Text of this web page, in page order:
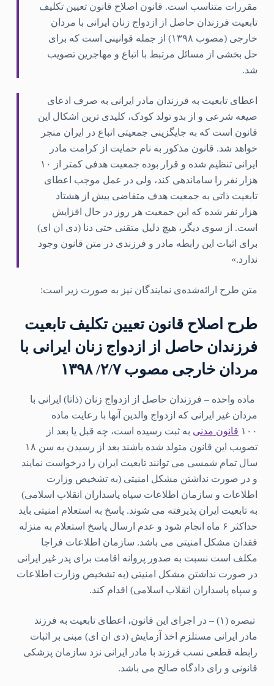
مقررات متناسب است. قانون اصلاح قانون تعیین تکلیف
تابعیت فرزندان حاصل از ازدواج زنان ایرانی با مردان
خارجی (مصوب ۱۳۹۸) از جمله قوانینی است که برای
حل بخشی از مسائل مرتبط با اتباع و مهاجرین تصویب
شد.
اعطای تابعیت به فرزندان مادر ایرانی به صرف ادعای
صیغه شرعی و از بدو تولد کودک، کلیدی ترین اشکال این
قانون است که به جایگزینی جمعیتی اتباع در ایران منجر
خواهد شد. قانون مذکور به نام حمایت از کرامت مادر
ایرانی تنظیم شده و قرار بوده جمعیت هدفی کمتر از ۱۰
هزار نفر را ساماندهی کند، ولی در عمل موجب اعطای
تابعیت ذاتی به جمعیت هدف متقاضی بیش از هشتاد
هزار نفر شده که این جمعیت هر روز در حال افزایش
است. از سوی دیگر، هیچ دلیل متقنی حتی دنا (دی ان ای)
برای اثبات این رابطه مادر و فرزندی در متن قانون وجود
ندارد.»
متن طرح ارائه‌شده‌ی نمایندگان نیز به صورت زیر است:
طرح اصلاح قانون تعیین تکلیف تابعیت
فرزندان حاصل از ازدواج زنان ایرانی با
مردان خارجی مصوب ۲/۷/ ۱۳۹۸
ماده واحده – فرزندان حاصل از ازدواج زنان (ذاتا) ایرانی با
مردان غیر ایرانی که ازدواج والدین آنها با رعایت ماده
۱۰۰ قانون مدنی به ثبت رسیده است، چه قبل یا بعد از
تصویب این قانون متولد شده باشند بعد از رسیدن به سن ۱۸
سال تمام شمسی می توانند تابعیت ایران را درخواست نمایند
و در صورت نداشتن مشکل امنیتی (به تشخیص وزارت
اطلاعات و سازمان اطلاعات سپاه پاسداران انقلاب اسلامی)
به تابعیت ایران پذیرفته می شوند. پاسخ به استعلام امنیتی باید
حداکثر ۶ ماه انجام شود و عدم ارسال پاسخ استعلام به منزله
فقدان مشکل امنیتی می باشد. سازمان اطلاعات فراجا
مکلف است نسبت به صدور پروانه اقامت برای پدر غیر ایرانی
در صورت نداشتن مشکل امنیتی (به تشخیص وزارت اطلاعات
و سپاه پاسداران انقلاب اسلامی) اقدام کند.
تبصره (۱) – در اجرای این قانون، اعطای تابعیت به فرزند
مادر ایرانی مستلزم اخذ آزمایش (دی ان ای) مبنی بر اثبات
رابطه قطعی نسب فرزند با مادر ایرانی نزد سازمان پزشکی
قانونی و رای دادگاه صالح می باشد.